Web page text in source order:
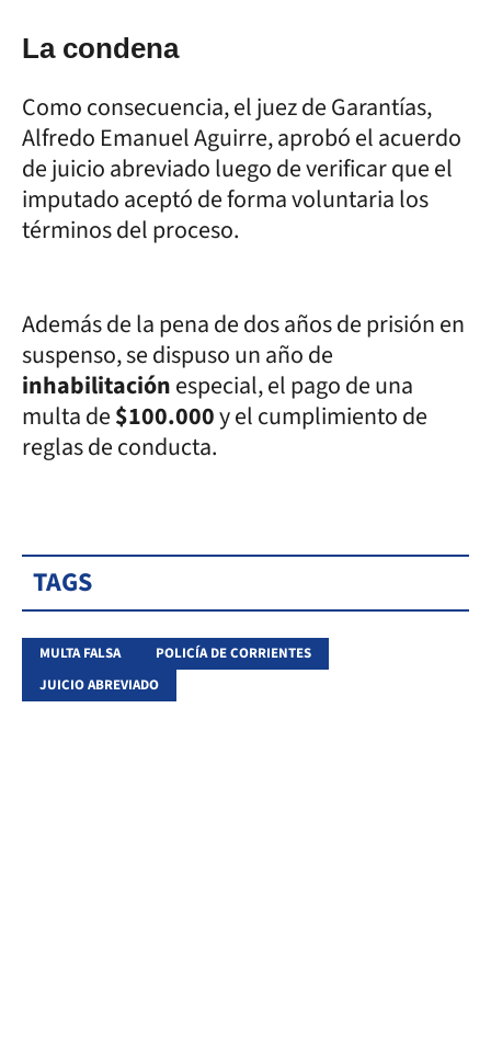
La condena
Como consecuencia, el juez de Garantías,
Alfredo Emanuel Aguirre, aprobó el acuerdo
de juicio abreviado luego de verificar que el
imputado aceptó de forma voluntaria los
términos del proceso.
Además de la pena de dos años de prisión en
suspenso, se dispuso un año de
inhabilitaciónespecial, el pago de una
multa de$100.000y el cumplimiento de
reglas de conducta.
TAGS
MULTA FALSA
POLICÍA DE CORRIENTES
JUICIO ABREVIADO